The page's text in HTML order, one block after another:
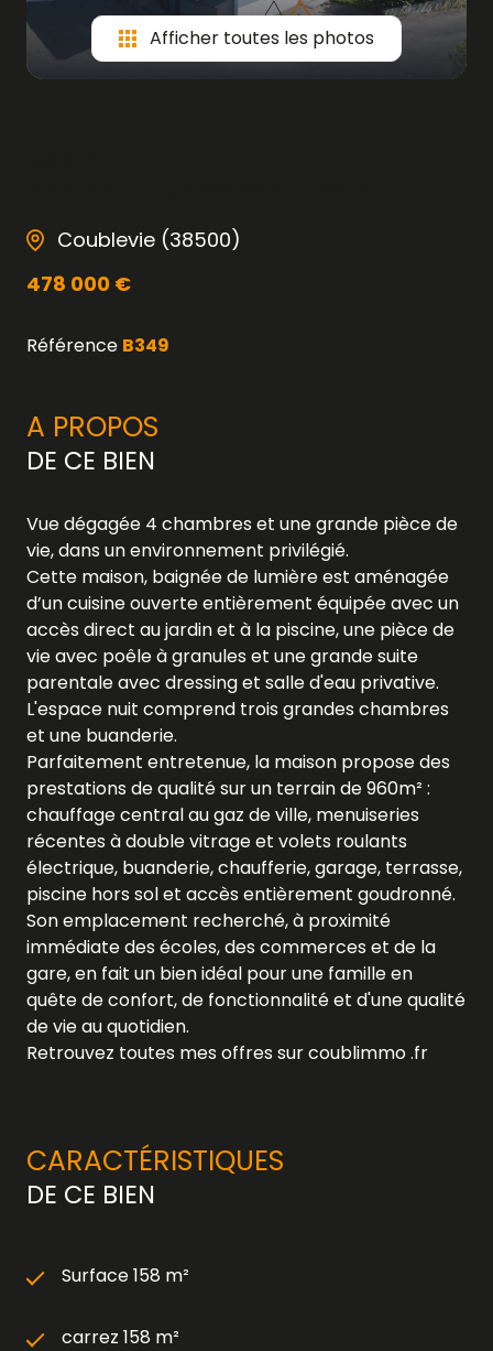
Afficher toutes les photos
Coublevie (38500)
478 000 €
Référence B349
A PROPOS
DE CE BIEN
Vue dégagée 4 chambres et une grande pièce de
vie, dans un environnement privilégié.
Cette maison, baignée de lumière est aménagée
d’un cuisine ouverte entièrement équipée avec un
accès direct au jardin et à la piscine, une pièce de
vie avec poêle à granules et une grande suite
parentale avec dressing et salle d'eau privative.
L'espace nuit comprend trois grandes chambres
et une buanderie.
Parfaitement entretenue, la maison propose des
prestations de qualité sur un terrain de 960m² :
chauffage central au gaz de ville, menuiseries
récentes à double vitrage et volets roulants
électrique, buanderie, chaufferie, garage, terrasse,
piscine hors sol et accès entièrement goudronné.
Son emplacement recherché, à proximité
immédiate des écoles, des commerces et de la
gare, en fait un bien idéal pour une famille en
quête de confort, de fonctionnalité et d'une qualité
de vie au quotidien.
Retrouvez toutes mes offres sur coublimmo .fr
CARACTÉRISTIQUES
DE CE BIEN
Surface 158 m²
carrez 158 m²